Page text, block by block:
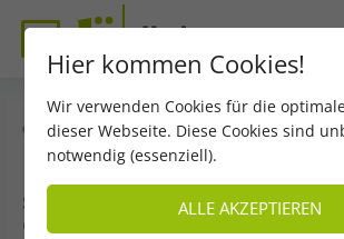
zurück
Szene März 2026
Große Stimmen und „wilde“ Tiere
Hier kommen Cookies!
Wir verwenden Cookies für die
dieser Webseite. Diese Cookies sind
notwendig (essenziell).
ALLE AKZEPTIEREN